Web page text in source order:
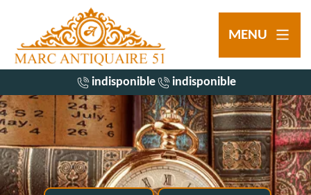
MENU
indisponible indisponible